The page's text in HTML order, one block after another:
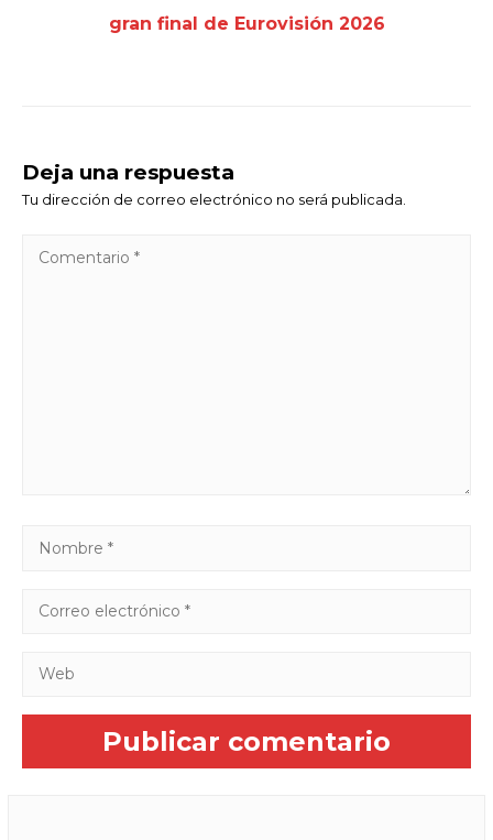
gran final de Eurovisión 2026
Deja una respuesta
Tu dirección de correo electrónico no será publicada.